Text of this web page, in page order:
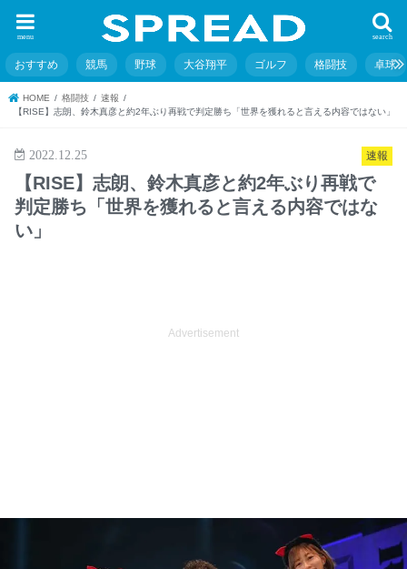
search
menu
おすすめ 競馬 野球 大谷翔平 ゴルフ 格闘技 卓球
HOME 格闘技
速報
【RISE】志朗、鈴木真彦と約2年ぶり再戦で判定勝ち「世界を獲れると言える内容ではない」
速報
2022.12.25
【RISE】志朗、鈴木真彦と約2年ぶり再戦で
判定勝ち「世界を獲れると言える内容ではな
い」
Advertisement